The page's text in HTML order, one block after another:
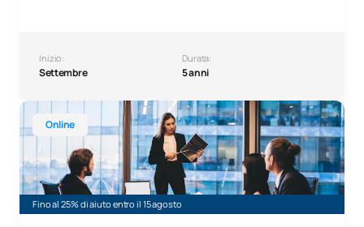
Inizio:
Settembre
Durata:
5 anni
Online
Fino al 25% di aiuto entro il 15 agosto
Laurea online in Amministrazione e gestione aziendale